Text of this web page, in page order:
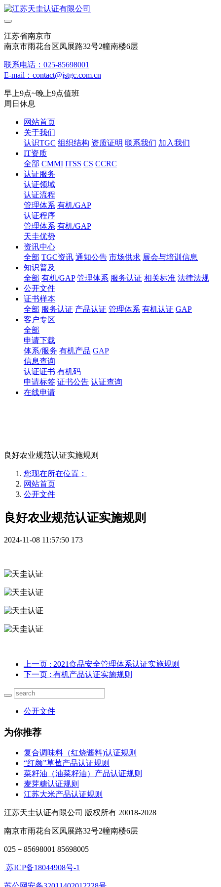
江苏省南京市
南京市雨花台区凤展路32号2幢南楼6层
联系电话：025-85698001
E-mail：contact@jstgc.com.cn
早上9点~晚上9点值班
周日休息
网站首页
关于我们
认识TGC 组织结构 资质证明 联系我们 加入我们
IT资质
全部 CMMI ITSS CS CCRC
认证服务
认证领域
认证流程
管理体系 有机/GAP
认证程序
管理体系 有机/GAP
天圭优势
资讯中心
全部 TGC资讯 通知公告 市场供求 展会与培训信息
知识普及
全部 有机/GAP 管理体系 服务认证 相关标准 法律法规
公开文件
证书样本
全部 服务认证 产品认证 管理体系 有机认证 GAP
客户专区
全部
申请下载
体系/服务 有机产品 GAP
信息查询
认证证书 有机码
申请标签 证书公告 认证查询
在线申请
良好农业规范认证实施规则
您现在所在位置：
网站首页
公开文件
良好农业规范认证实施规则
2024-11-08 11:57:50 173
上一页 : 2021食品安全管理体系认证实施规则
下一页 : 有机产品认证实施规则
公开文件
为你推荐
复合调味料（红烧酱料)认证规则
“红颜”草莓产品认证规则
菜籽油（油菜籽油）产品认证规则
麦芽糖认证规则
江苏大米产品认证规则
江苏天圭认证有限公司 版权所有 20018-2028
南京市雨花台区凤展路32号2幢南楼6层
025－85698001 85698005
苏ICP备18044908号-1